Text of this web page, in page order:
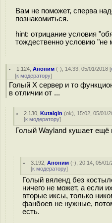
Вам не поможет, сперва
познакомиться.
hint: отрицание условия
тождественно условию "не
1.124 ,Аноним (-), 14:33, 05/01/2018 [
[к модератору]
Голый X сервер и то
в отличии от ...
2.130 ,Kutalgin (ok), 15:02, 05/01/
[к модератору]
Голый Wayland кушает ещё
3.192 ,Аноним (-), 20:14, 05/01/
[к модератору]
Голый вяленд без
ничего не может, а если
вторые иксы, только
фанбоев не нужные,
есть.